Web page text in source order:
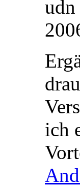
udn
ich